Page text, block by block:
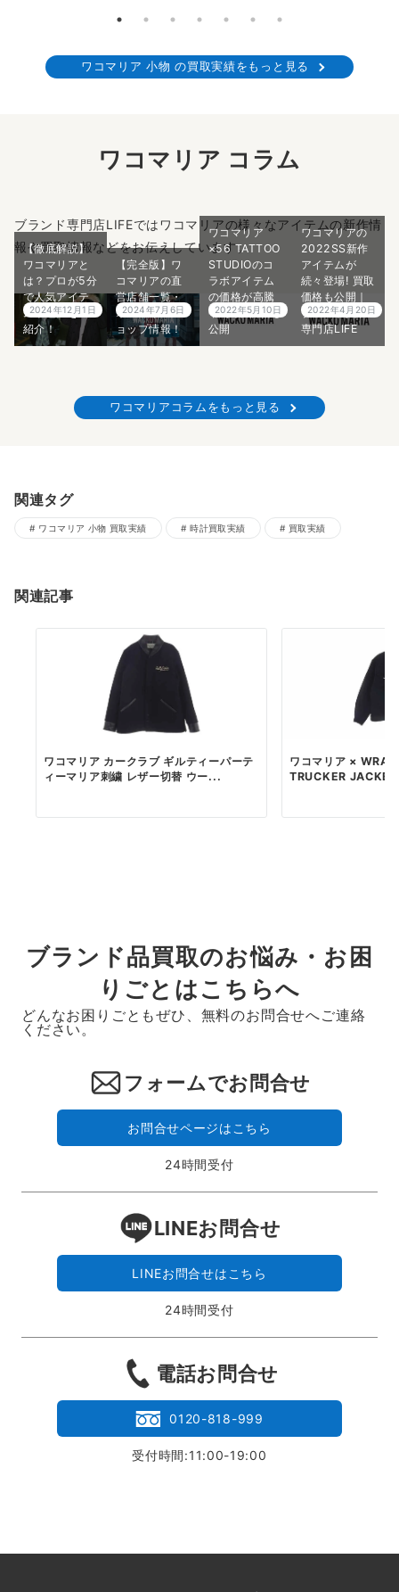
ワコマリア 小物 の買取実績をもっと見る
ワコマリア コラム
ブランド専門店LIFEではワコマリアの様々なアイテムの新作情
報や買取情報などをお伝えしています。
【徹底解説】
ワコマリアと
は？プロが5分
で人気アイテ
ムや魅力をご
紹介！
2024年12月1日
【完全版】ワ
コマリアの直
営店舗一覧・
オンラインシ
ョップ情報！
2024年7月6日
ワコマリア
×56 TATTOO
STUDIOのコ
ラボアイテム
の価格が高騰
中! 買取価格も
公開
2022年5月10日
ワコマリアの
2022SS新作
アイテムが
続々登場! 買取
価格も公開｜
ブランド買取
専門店LIFE
2022年4月20日
ワコマリアコラムをもっと見る
関連タグ
ワコマリア 小物 買取実績 時計買取実績 買取実績
関連記事
ワコマリア カークラブ ギルティーパーテ
ィーマリア刺繍 レザー切替 ウー...
ワコマリア ×
TRUCKER
ブランド品買取のお悩み・お困
りごとはこちらへ
どんなお困りごともぜひ、無料のお問合せへご連絡
ください。
フォームでお問合せ
お問合せページはこちら
24時間受付
LINEお問合せ
LINEお問合せはこちら
24時間受付
電話お問合せ
0120-818-999
受付時間:11:00-19:00